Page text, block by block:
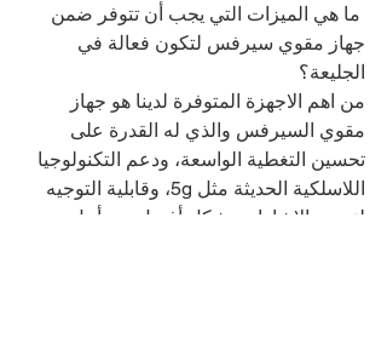
ما هي الميزات التي يجب أن تتوفر ضمن
جهاز مقوي سيرفس لتكون فعالة في
الجليعة؟
من اهم الاجهزة المتوفرة لدينا هو جهاز
مقوي السيرفس والذي له القدرة على
تحسين التغطية الواسعة، ودعم التكنولوجيا
اللاسلكية الحديثة مثل 5g، وقابلية التوجيه
لتوجيه الإشارات بشكل أفضل من أجل